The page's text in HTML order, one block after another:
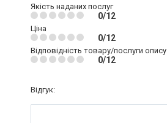
Якість наданих послуг
0/12
Ціна
0/12
Відповідність товару/послуги опису
0/12
Відгук: